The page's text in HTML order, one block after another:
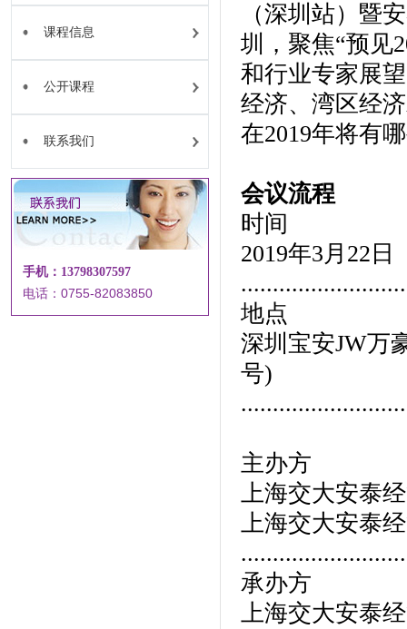
课程信息
公开课程
联系我们
手机：13798307597
电话：0755-82083850
（深圳站）暨
圳，聚焦“预见
和行业专家展
经济、湾区经
在2019年将有
会议流程
时间
2019年3月22
地点
深圳宝安JW万
号)
主办方
上海交大安泰
上海交大安泰
承办方
上海交大安泰